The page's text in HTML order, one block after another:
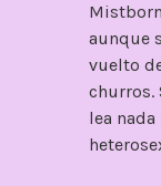
aunque
vuelto
churros.
lea